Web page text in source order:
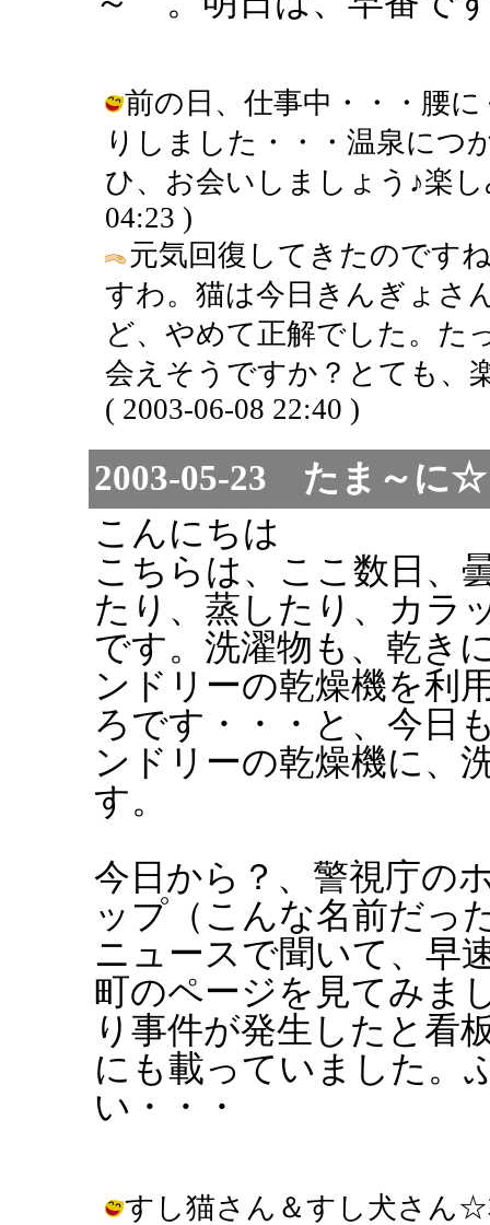
前の日、仕事中・・・腰
りしました・・・温泉につ
ひ、お会いしましょう♪楽
04:23 )
元気回復してきたのです
すわ。猫は今日きんぎょさ
ど、やめて正解でした。
会えそうですか？とても、
( 2003-06-08 22:40 )
2003-05-23 たま～に
こんにちは
こちらは、ここ数日、
たり、蒸したり、カラ
です。洗濯物も、乾き
ンドリーの乾燥機を利
ろです・・・と、今日
ンドリーの乾燥機に、
す。
今日から？、警視庁の
ップ（こんな名前だっ
ニュースで聞いて、早
町のページを見てみま
り事件が発生したと看
にも載っていました。
い・・・
すし猫さん＆すし犬さん